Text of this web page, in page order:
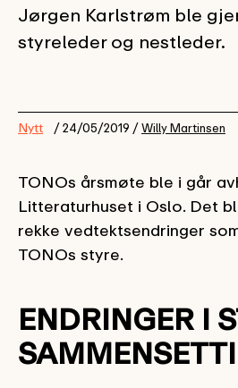
Jørgen Karlstrøm ble
styreleder og nestleder.
Nytt / 24/05/2019 /Willy Martinsen
TONOs årsmøte ble i går
Litteraturhuset i Oslo. Det
rekke vedtektsendringer
TONOs styre.
ENDRINGER I